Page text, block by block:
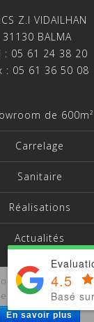
Z.I VIDAILHAN
31130 BALMA
: 05 61 24 38 20
: 05 61 36 50 08
de 600m²
Carrelage
Sanitaire
Réalisations
Actualités
légales-Site
Vision SEO
pour vous
site.
J'accepte
En savoir plus
4.5
Basé